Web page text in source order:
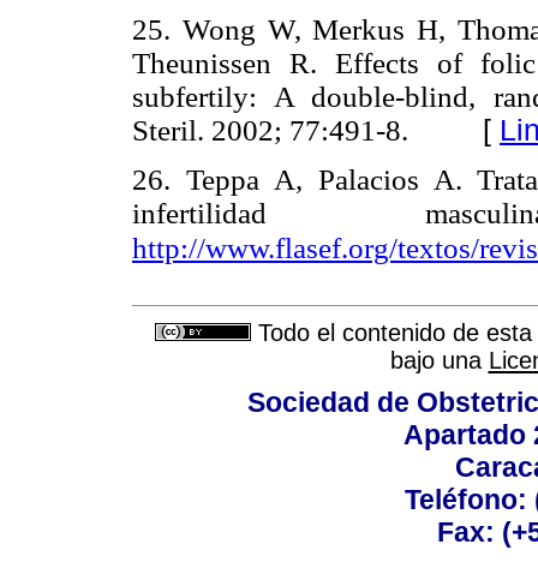
25. Wong W, Merkus H,
Theunissen R. Effects of
subfertily: A double-blind,
Steril. 2002; 77:491-8.
[
26. Teppa A, Palacios A.
infertilidad
http://www.flasef.org/textos/
Todo el contenido de
bajo una
Sociedad de
Apartado
Teléfono:
Fax: